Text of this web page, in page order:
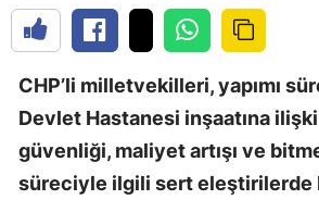
CHP’li milletvekilleri, yapımı
Devlet Hastanesi inşaatına
güvenliği, maliyet artışı ve
süreciyle ilgili sert eleştirilerde